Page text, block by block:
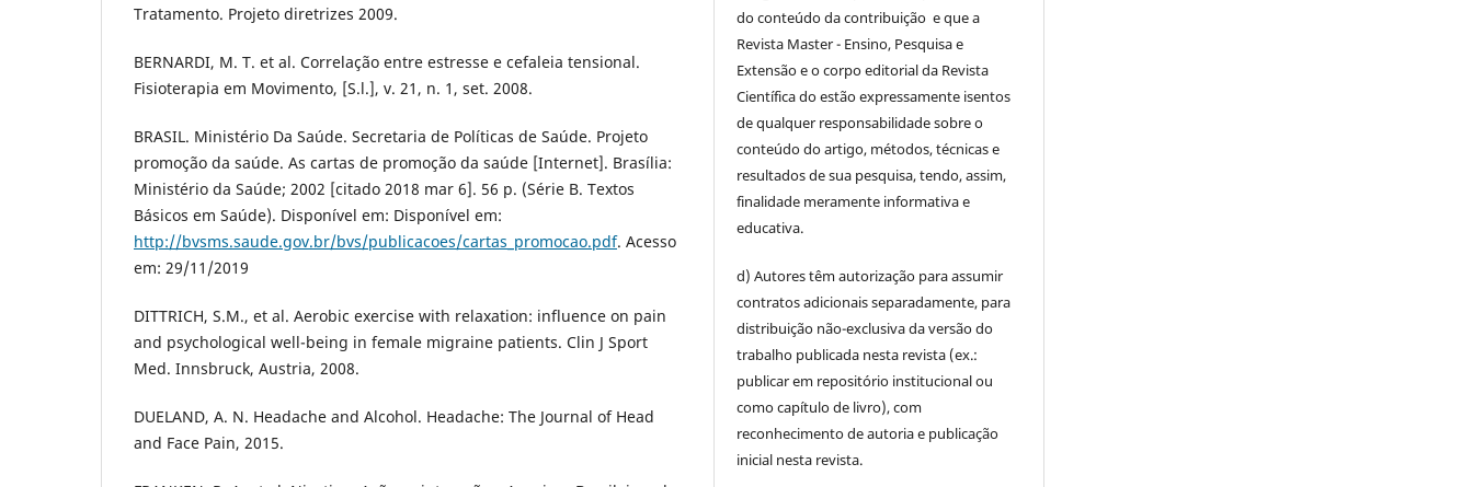
Tratamento. Projeto diretrizes 2009.
BERNARDI, M. T. et al. Correlação entre estresse e cefaleia tensional.
Fisioterapia em Movimento, [S.l.], v. 21, n. 1, set. 2008.
BRASIL. Ministério Da Saúde. Secretaria de Políticas de Saúde. Projeto
promoção da saúde. As cartas de promoção da saúde [Internet]. Brasília:
Ministério da Saúde; 2002 [citado 2018 mar 6]. 56 p. (Série B. Textos
Básicos em Saúde). Disponível em: Disponível em:
http://bvsms.saude.gov.br/bvs/publicacoes/cartas_promocao.pdf. Acesso
em: 29/11/2019
DITTRICH, S.M., et al. Aerobic exercise with relaxation: influence on pain
and psychological well-being in female migraine patients. Clin J Sport
Med. Innsbruck, Austria, 2008.
DUELAND, A. N. Headache and Alcohol. Headache: The Journal of Head
and Face Pain, 2015.
do conteúdo da contribuição e que a
Revista Master - Ensino, Pesquisa e
Extensão e o corpo editorial da Revista
Científica do estão expressamente isentos
de qualquer responsabilidade sobre o
conteúdo do artigo, métodos, técnicas e
resultados de sua pesquisa, tendo, assim,
finalidade meramente informativa e
educativa.
d) Autores têm autorização para assumir
contratos adicionais separadamente, para
distribuição não-exclusiva da versão do
trabalho publicada nesta revista (ex.:
publicar em repositório institucional ou
como capítulo de livro), com
reconhecimento de autoria e publicação
inicial nesta revista.